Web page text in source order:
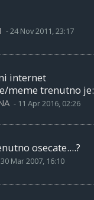
-24 Nov 2011, 23:17
internet
meme trenutno je:
- 11 Apr 2016, 02:26
osecate....?
30 Mar 2007, 16:10